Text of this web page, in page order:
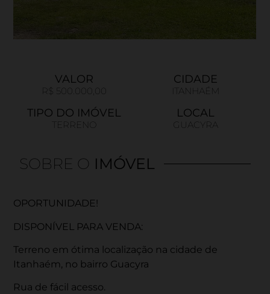
VALOR
R$ 500.000,00
CIDADE
ITANHAÉM
TIPO DO IMÓVEL
TERRENO
LOCAL
GUACYRA
SOBRE O IMÓVEL
OPORTUNIDADE!
DISPONÍVEL PARA VENDA:
Terreno em ótima localização na cidade de
Itanhaém, no bairro Guacyra
Rua de fácil acesso.